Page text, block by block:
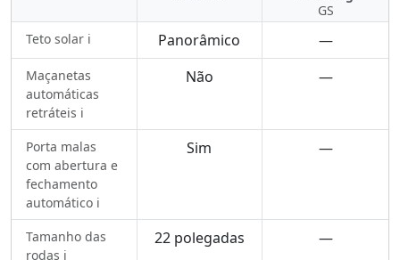
GS
Teto solar ℹ️
Panorâmico —
Maçanetas
automáticas
retráteis ℹ️
Não —
Porta malas
com abertura e
fechamento
automático ℹ️
Sim —
Tamanho das
rodas ℹ️
22 polegadas —